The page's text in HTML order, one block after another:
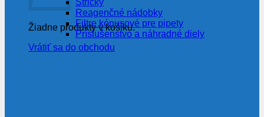
Žiadne produkty v košíku.
Vrátiť sa do obchodu
Stričky
Reagenčné nádobky
Filtre kónusové pre pipety
Príslušenstvo a náhradné diely